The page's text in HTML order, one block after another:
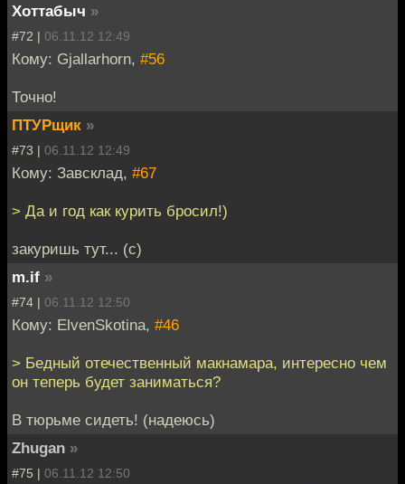
Хоттабыч »
#72 | 06.11.12 12:49
Кому: Gjallarhorn, #56
Точно!
ПТУРщик »
#73 | 06.11.12 12:49
Кому: Завсклад, #67
> Да и год как курить бросил!)
закуришь тут... (с)
m.if »
#74 | 06.11.12 12:50
Кому: ElvenSkotina, #46
> Бедный отечественный макнамара, интересно чем
он теперь будет заниматься?
В тюрьме сидеть! (надеюсь)
Zhugan »
#75 | 06.11.12 12:50